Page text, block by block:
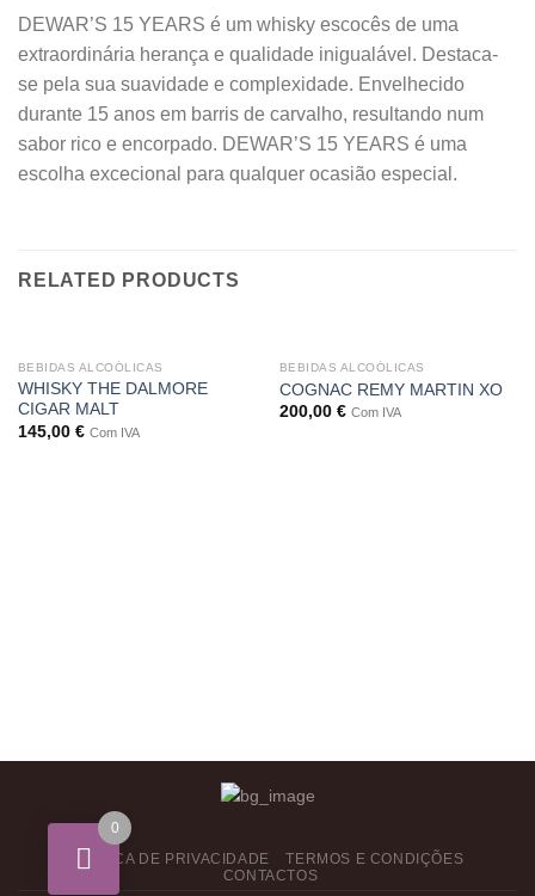
DEWAR’S 15 YEARS é um whisky escocês de uma
extraordinária herança e qualidade inigualável. Destaca-
se pela sua suavidade e complexidade. Envelhecido
durante 15 anos em barris de carvalho, resultando num
sabor rico e encorpado. DEWAR’S 15 YEARS é uma
escolha excecional para qualquer ocasião especial.
RELATED PRODUCTS
BEBIDAS ALCOÓLICAS
WHISKY THE DALMORE
CIGAR MALT
145,00 € Com IVA
BEBIDAS ALCOÓLICAS
COGNAC REMY MARTIN XO
200,00 € Com IVA
POLÍTICA DE PRIVACIDADE
TERMOS E CONDIÇÕES
CONTACTOS
0